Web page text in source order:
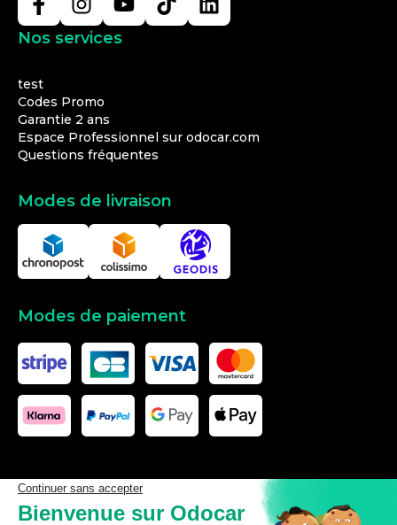
Nos services
test
Codes Promo
Garantie 2 ans
Espace Professionnel sur odocar.com
Questions fréquentes
Modes de livraison
Modes de paiement
Les données affichées ici, particulièrement la base de donnée
complète, ne doivent pas être copiées. Il est interdit d’exploiter les